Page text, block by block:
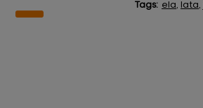
Tags: ela, lata,